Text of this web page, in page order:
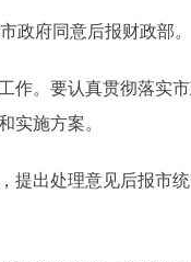
府同意后报财政部。
。要认真贯彻落实
实施方案。
出处理意见后报市